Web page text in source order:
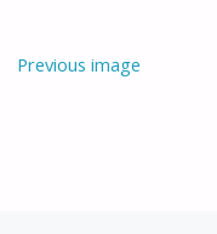
Previous image